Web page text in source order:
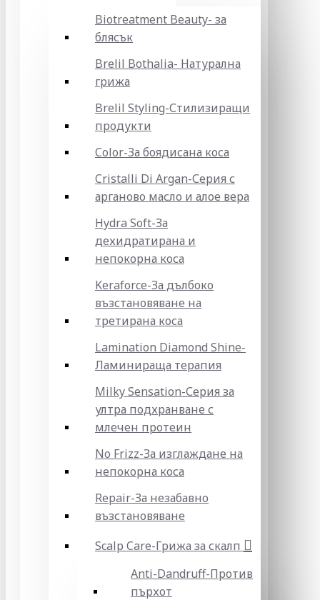
Biotreatment Beauty- за
блясък
Brelil Bothalia- Натурална
грижа
Brelil Styling-Стилизиращи
продукти
Color-За боядисана коса
Cristalli Di Argan-Серия с
арганово масло и алое вера
Hydra Soft-За
дехидратирана и
непокорна коса
Keraforce-За дълбоко
възстановяване на
третирана коса
Lamination Diamond Shine-
Ламинираща терапия
Milky Sensation-Серия за
ултра подхранване с
млечен протеин
No Frizz-За изглаждане на
непокорна коса
Repair-За незабавно
възстановяване
Scalp Care-Грижа за скалп
Anti-Dandruff-Против
пърхот